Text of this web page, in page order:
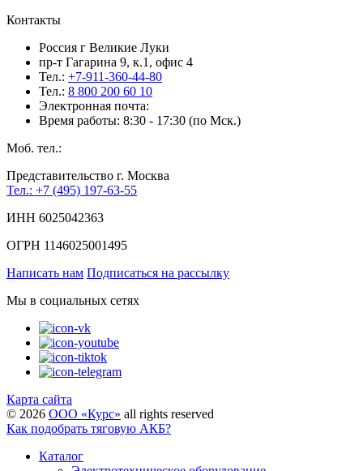
Контакты
Россия г Великие Луки
пр-т Гагарина 9, к.1, офис 4
Тел.: +7-911-360-44-80
Тел.: 8 800 200 60 10
Электронная почта:
Время работы: 8:30 - 17:30 (по Мск.)
Моб. тел.:
Представительство г. Москва
Тел.: +7 (495) 197-63-55
ИНН 6025042363
ОГРН 1146025001495
Написать нам Подписаться на рассылку
Мы в социальных сетях
Карта сайта
© 2026 ООО «Курс» all rights reserved
Как подобрать тяговую АКБ?
Каталог